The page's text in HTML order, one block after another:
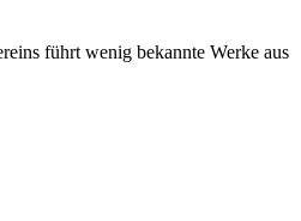
führt wenig bekannte Werke aus